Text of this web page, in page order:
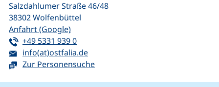
Salzdahlumer Straße 46/48
38302Wolfenbüttel
Anfahrt (Google)(externer Link, öffnet neues Fenster)
Tel:
+49 5331 939 0(startet einen Telefonanruf, wenn Ihr
E-Mail:
info(at)ostfalia.de(öffnet Ihr E-Mail-Programm)
Zur Personensuche